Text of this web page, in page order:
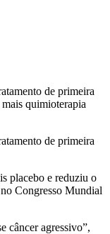
de primeira
quimioterapia
de primeira
placebo e reduziu o
Congresso Mundial
câncer agressivo”,